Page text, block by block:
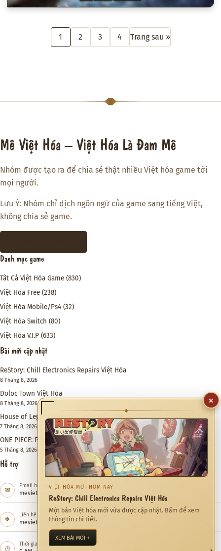
1 2 3 4 Trang sau »
Mê Việt Hóa – Việt Hóa Là Đam Mê
Nhóm được tạo ra để chia sẻ thật nhiều Việt hóa game tới
mọi người.
Lưu Ý: Nhóm chỉ dịch ngôn ngữ của game sang tiếng Việt,
không chia sẻ game.
Danh mục game
Tất Cả Việt Hóa Game (830)
Việt Hóa Free (238)
Việt Hóa Mobile/Ps4 (32)
Việt Hóa Switch (80)
Việt Hóa V.I.P (633)
Bài mới cập nhật
ReStory: Chill Electronics Repairs Việt Hóa
8 Tháng 8, 2026
Doloc Town Việt Hóa
8 Tháng 8, 2026
House of Legacy Việt Hóa – Hào Môn Thế Gia
7 Tháng 8, 2026
ONE PIECE: PIRATE WARRIORS 4 Việt Hóa
5 Tháng 8, 2026
Hỗ trợ
✉ Email hỗ trợ
meviethoa@gmail.com
❖ Liên hệ hợp tác
meviethoa@gmail.com
◷ Thời gian hỗ trợ
×
◆
VIỆT HÓA MỚI HÔM NAY
ReStory: Chill Electronics Repairs Việt Hóa
Một bản Việt hóa mới vừa được cập nhật. Bấm để xem
thông tin chi tiết.
XEM BÀI MỚI→